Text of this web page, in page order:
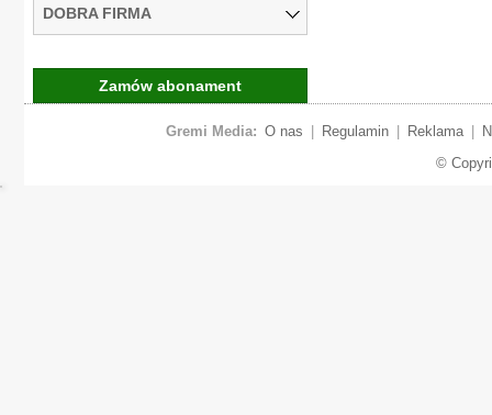
DOBRA FIRMA
Zamów abonament
Gremi Media: O nas Regulamin Reklama
©